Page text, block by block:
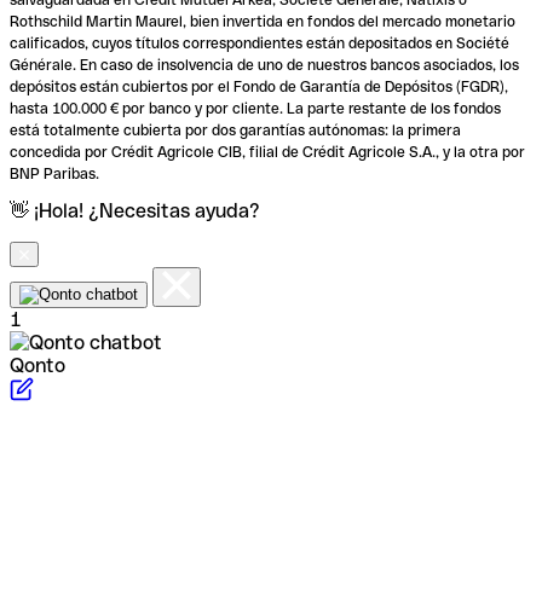
Rothschild Martin Maurel, bien invertida en fondos del mercado monetario
calificados, cuyos títulos correspondientes están depositados en Société
Générale. En caso de insolvencia de uno de nuestros bancos asociados, los
depósitos están cubiertos por el Fondo de Garantía de Depósitos (FGDR),
hasta 100.000 € por banco y por cliente. La parte restante de los fondos
está totalmente cubierta por dos garantías autónomas: la primera
concedida por Crédit Agricole CIB, filial de Crédit Agricole S.A., y la otra por
BNP Paribas.
👋 ¡Hola! ¿Necesitas ayuda?
1
Qonto